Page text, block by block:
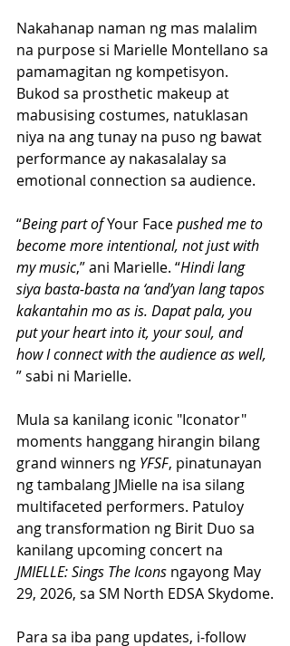
Nakahanap naman ng mas malalim
na purpose si Marielle Montellano sa
pamamagitan ng kompetisyon.
Bukod sa prosthetic makeup at
mabusising costumes, natuklasan
niya na ang tunay na puso ng bawat
performance ay nakasalalay sa
emotional connection sa audience.
“Being part of Your Face pushed me to
become more intentional, not just with
my music,” ani Marielle. “Hindi lang
siya basta-basta na ‘and’yan lang tapos
kakantahin mo as is. Dapat pala, you
put your heart into it, your soul, and
how I connect with the audience as well,
” sabi ni Marielle.
Mula sa kanilang iconic "Iconator"
moments hanggang hirangin bilang
grand winners ng YFSF, pinatunayan
ng tambalang JMielle na isa silang
multifaceted performers. Patuloy
ang transformation ng Birit Duo sa
kanilang upcoming concert na
JMIELLE: Sings The Icons ngayong May
29, 2026, sa SM North EDSA Skydome.
Para sa iba pang updates, i-follow